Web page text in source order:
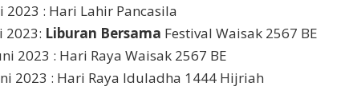
2023 : Hari Lahir Pancasila
2023: Liburan Bersama Festival Waisak 2567 BE
2023 : Hari Raya Waisak 2567 BE
2023 : Hari Raya Iduladha 1444 Hijriah